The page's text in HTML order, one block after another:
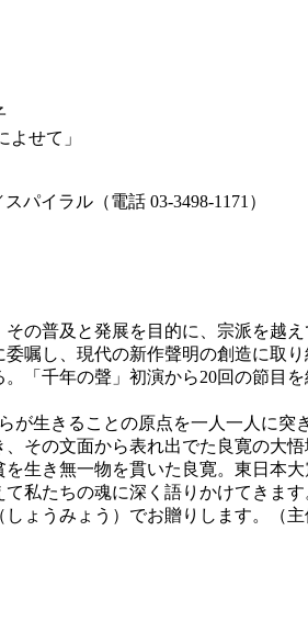
せて」
スパイラル（電話 03-3498-1171）
の普及と発展を目的に、宗派を越
嘱し、現代の新作聲明の創造に取
「千年の聲」初演から20回の節目
生きることの原点を一人一人に
その文面から表れ出でた良寛の大
生き無一物を貫いた良寛。東日本
私たちの魂に深く語りかけてきます
ょうみょう）でお贈りします。（主